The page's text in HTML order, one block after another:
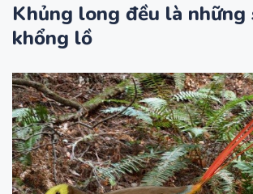
Khủng long đều là những
khổng lồ